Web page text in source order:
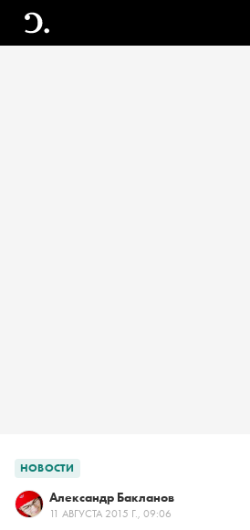
НОВОСТИ
Александр Бакланов
11 АВГУСТА 2015 Г., 09:06